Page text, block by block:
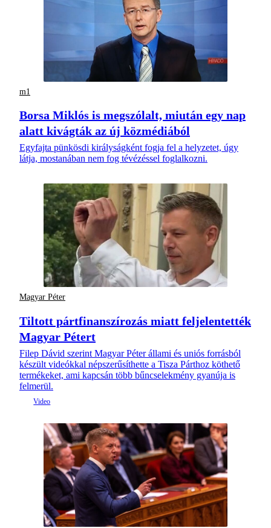
m1
Borsa Miklós is megszólalt, miután egy nap
alatt kivágták az új közmédiából
Egyfajta pünkösdi királyságként fogja fel a helyzetet, úgy
látja, mostanában nem fog tévézéssel foglalkozni.
Magyar Péter
Tiltott pártfinanszírozás miatt feljelentették
Magyar Pétert
Filep Dávid szerint Magyar Péter állami és uniós forrásból
készült videókkal népszerűsíthette a Tisza Párthoz köthető
termékeket, ami kapcsán több bűncselekmény gyanúja is
felmerül.